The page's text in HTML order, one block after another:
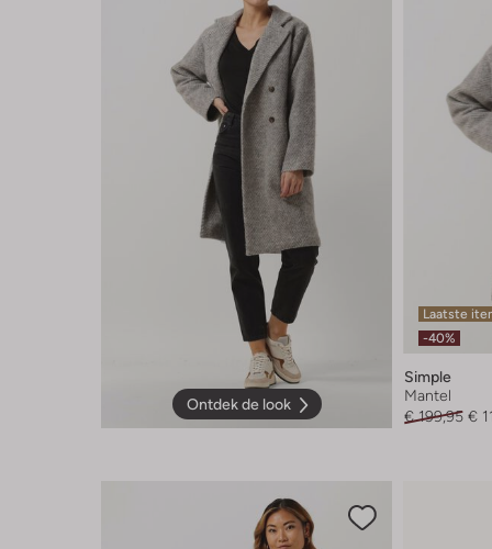
Ontdek de look
Laatste
-40%
Simple
Mantel
€ 199,95 €